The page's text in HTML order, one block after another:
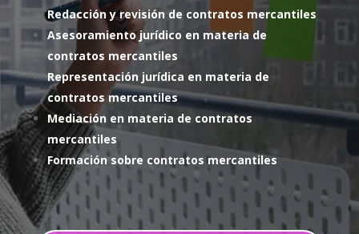
Redacción y revisión de contratos mercantiles
Asesoramiento jurídico en materia de
contratos mercantiles
Representación jurídica en materia de
contratos mercantiles
Mediación en materia de contratos
mercantiles
Formación sobre contratos mercantiles